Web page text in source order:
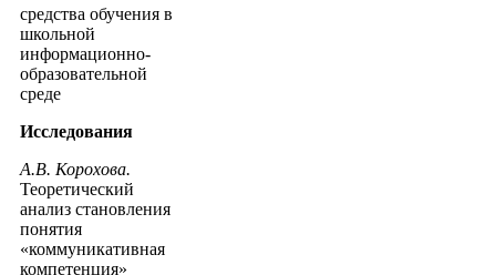
средства обучения в
школьной
информационно-
образовательной
среде
Исследования
А.В. Корохова.
Теоретический
анализ становления
понятия
«коммуникативная
компетенция»